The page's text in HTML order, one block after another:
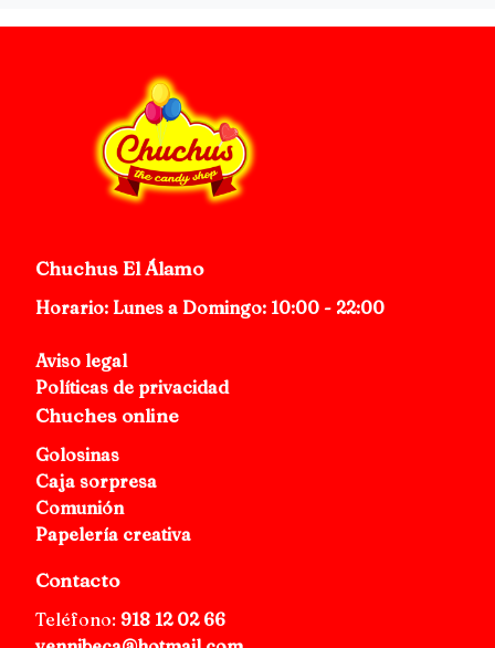
Chuchus El Álamo
Horario: Lunes a Domingo: 10:00 - 22:00
Aviso legal
Políticas de privacidad
Chuches online
Golosinas
Caja sorpresa
Comunión
Papelería creativa
Contacto
Teléfono: 918 12 02 66